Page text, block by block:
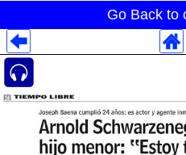
Go Back to
Despliegues Analytics
Despliegues Totales
Despliegues por